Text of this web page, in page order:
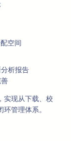
空间
析报告
实现从下载、校
管理体系。